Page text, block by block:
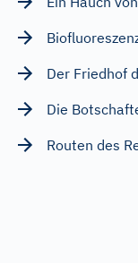
Der Friedhof
Die
Routen des